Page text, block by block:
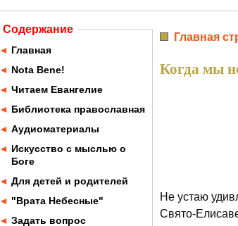
Содержание
◄ Главная
◄ Nota Bene!
◄ Читаем Евангелие
◄ Библиотека православная
◄ Аудиоматериалы
◄ Искусство с мыслью о
Боге
◄ Для детей и родителей
◄ "Врата Небесные"
◄ Задать вопрос
Главная
Когда мы
Не устаю
Свято-